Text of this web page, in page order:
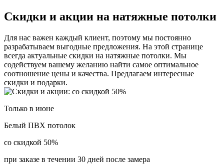
Скидки и акции на натяжные потолки
Для нас важен каждый клиент, поэтому мы постоянно
разрабатываем выгодные предложения. На этой странице
всегда актуальные скидки на натяжные потолки. Мы
содействуем вашему желанию найти самое оптимальное
соотношение цены и качества. Предлагаем интересные
скидки и подарки.
Только в июне
Белый ПВХ потолок
со скидкой 50%
при заказе в течении 30 дней после замера